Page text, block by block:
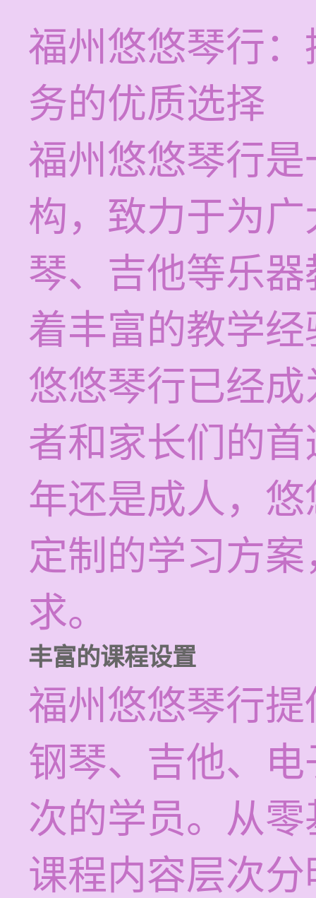
福州悠悠琴行
务的优质选择
福州悠悠琴行
构，致力于为
琴、吉他等乐
着丰富的教学
悠悠琴行已经
者和家长们的
年还是成人，
定制的学习方
求。
丰富的课程设置
福州悠悠琴行
钢琴、吉他、
次的学员。从
课程内容层次